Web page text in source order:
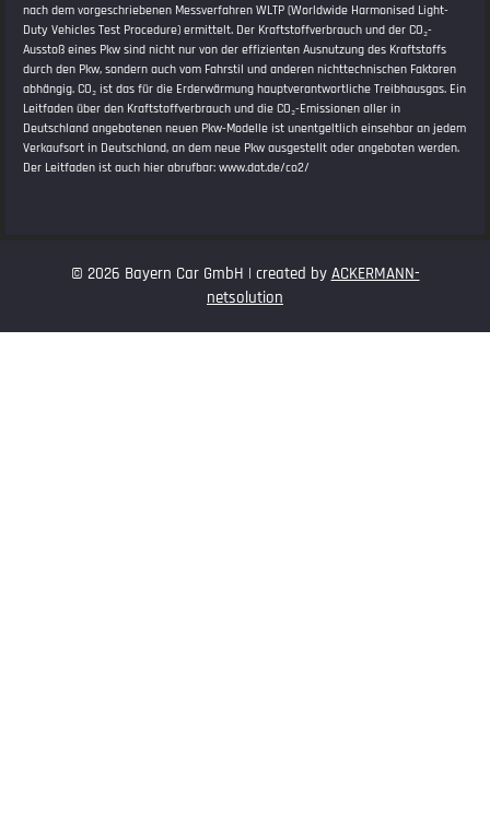
nach dem vorgeschriebenen Messverfahren WLTP (Worldwide Harmonised Light-
Duty Vehicles Test Procedure) ermittelt. Der Kraftstoffverbrauch und der CO₂-
Ausstoß eines Pkw sind nicht nur von der effizienten Ausnutzung des Kraftstoffs
durch den Pkw, sondern auch vom Fahrstil und anderen nichttechnischen Faktoren
abhängig. CO₂ ist das für die Erderwärmung hauptverantwortliche Treibhausgas. Ein
Leitfaden über den Kraftstoffverbrauch und die CO₂-Emissionen aller in
Deutschland angebotenen neuen Pkw-Modelle ist unentgeltlich einsehbar an jedem
Verkaufsort in Deutschland, an dem neue Pkw ausgestellt oder angeboten werden.
Der Leitfaden ist auch hier abrufbar: www.dat.de/co2/
© 2026 Bayern Car GmbH | created by ACKERMANN-
netsolution